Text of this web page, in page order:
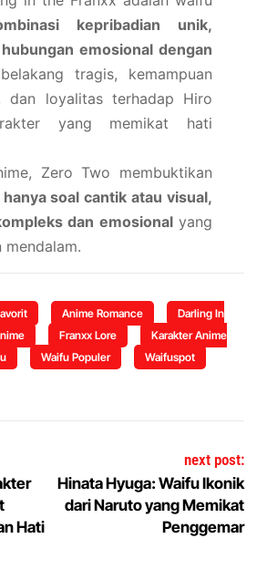
kepribadian unik,
emosional dengan
tragis, kemampuan
dan loyalitas terhadap Hiro
yang memikat hati
Zero Two membuktikan
hanya soal cantik atau visual,
dan emosionalyang
mendalam.
Anime Romance
Darling In
Franxx Lore
Karakter Anime
Waifu Populer
Waifuspot
Hati
next post:
Hinata Hyuga: Waifu Ikonik
dari Naruto yang Memikat
Penggemar